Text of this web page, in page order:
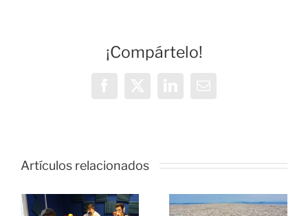
¡Compártelo!
Artículos relacionados
Cursos